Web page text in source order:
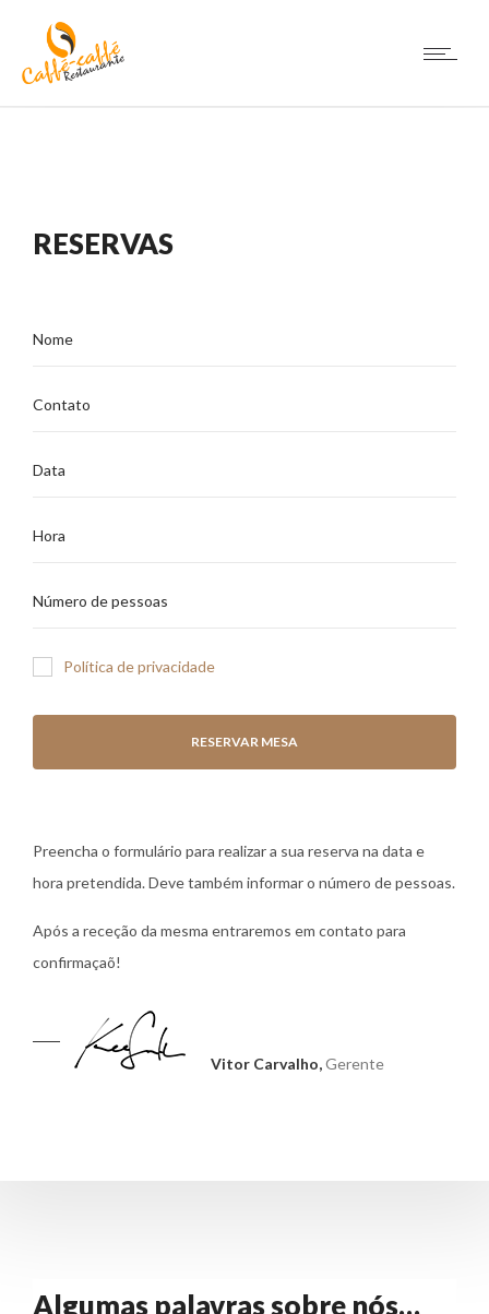
RESERVAS
Política de privacidade
Preencha o formulário para realizar a sua reserva na data e
hora pretendida. Deve também informar o número de pessoas.
Após a receção da mesma entraremos em contato para
confirmaçaõ!
Vitor Carvalho,Gerente
Algumas palavras sobre nós…